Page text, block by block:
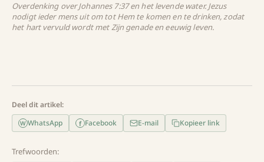
Overdenking over Johannes 7:37 en het levende water. Jezus
nodigt ieder mens uit om tot Hem te komen en te drinken, zodat
het hart vervuld wordt met Zijn genade en eeuwig leven.
Deel dit artikel:
W WhatsApp f Facebook E-mail Kopieer link
Trefwoorden: